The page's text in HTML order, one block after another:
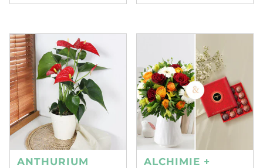
ANTHURIUM
ALCHIMIE +